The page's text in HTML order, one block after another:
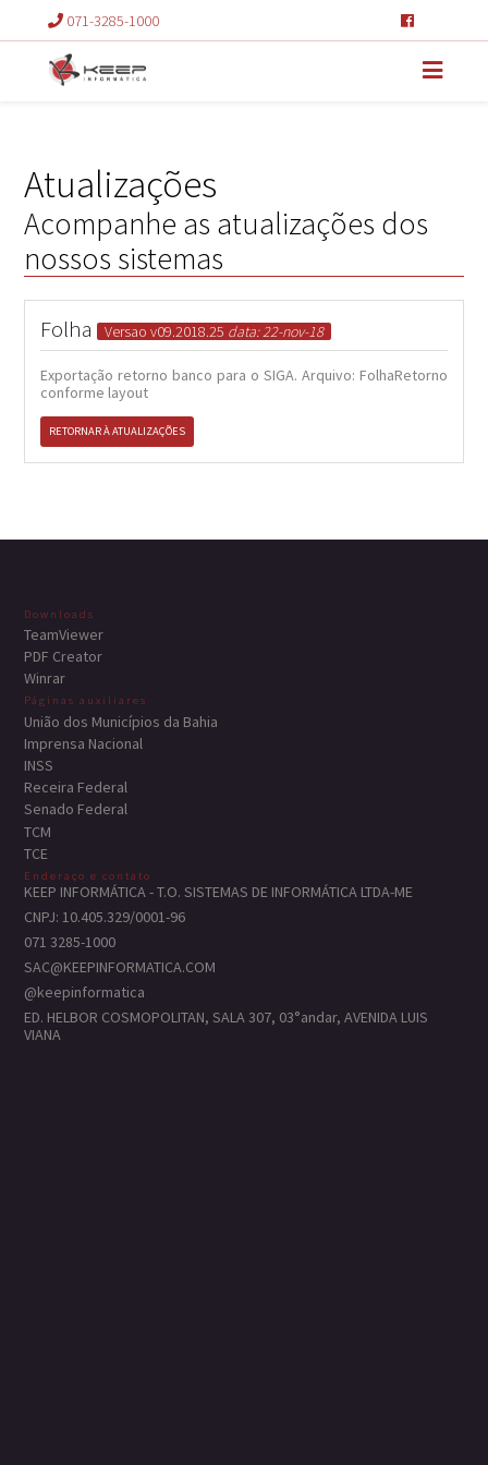
071-3285-1000
Atualizações
Acompanhe as atualizações dos
nossos sistemas
Folha Versao v09.2018.25 data: 22-nov-18
Exportação retorno banco para o SIGA. Arquivo: FolhaRetorno
conforme layout
RETORNAR À ATUALIZAÇÕES
Downloads
TeamViewer
PDF Creator
Winrar
Páginas auxiliares
União dos Municípios da Bahia
Imprensa Nacional
INSS
Receira Federal
Senado Federal
TCM
TCE
Enderaço e contato
KEEP INFORMÁTICA - T.O. SISTEMAS DE INFORMÁTICA LTDA-ME
CNPJ: 10.405.329/0001-96
071 3285-1000
SAC@KEEPINFORMATICA.COM
@keepinformatica
ED. HELBOR COSMOPOLITAN, SALA 307, 03°andar, AVENIDA LUIS
VIANA